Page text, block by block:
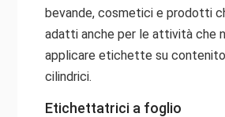
bevande, cosmetici e prodotti
adatti anche per le attività che
applicare etichette su
cilindrici.
Etichettatrici a foglio